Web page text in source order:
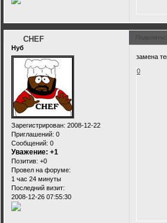
CHEF
Нуб
Зарегистрирован: 2008-12-22
Приглашений: 0
Сообщений: 0
Уважение: +1
Позитив: +0
Провел на форуме:
1 час 24 минуты
Последний визит:
2008-12-26 07:55:30
замена
0